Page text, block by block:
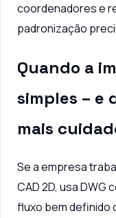
coordenadores e
padronização
Quando a
simples – e
mais
Se a empresa
CAD 2D, usa DWG
fluxo bem definido